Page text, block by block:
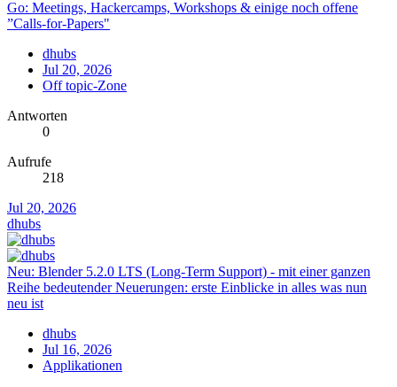
Go: Meetings, Hackercamps, Workshops & einige noch offene
”Calls-for-Papers"
dhubs
Jul 20, 2026
Off topic-Zone
Antworten
0
Aufrufe
218
Jul 20, 2026
dhubs
Neu: Blender 5.2.0 LTS (Long-Term Support) - mit einer ganzen
Reihe bedeutender Neuerungen: erste Einblicke in alles was nun
neu ist
dhubs
Jul 16, 2026
Applikationen